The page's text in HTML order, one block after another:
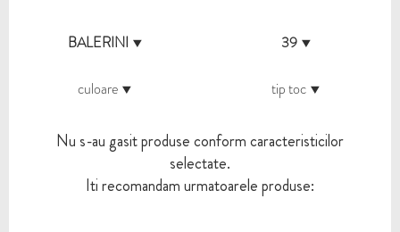
BALERINI 39
culoare tip toc
Nu s-au gasit produse conform caracteristicilor
selectate.
Iti recomandam urmatoarele produse: